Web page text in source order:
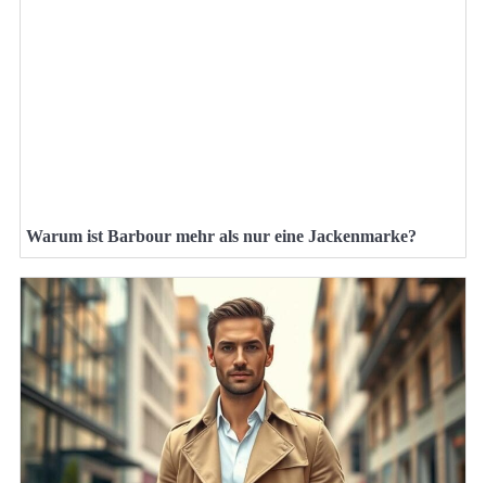
Warum ist Barbour mehr als nur eine Jackenmarke?